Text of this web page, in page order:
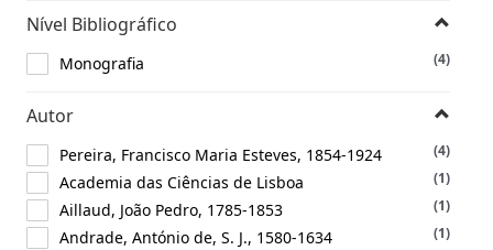
Nível Bibliográfico
(4)
Monografia
Autor
(4)
Pereira, Francisco Maria Esteves, 1854-1924
(1)
Academia das Ciências de Lisboa
(1)
Aillaud, João Pedro, 1785-1853
(1)
Andrade, António de, S. J., 1580-1634